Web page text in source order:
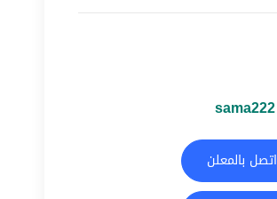
sama222
اتصل بالمعلن